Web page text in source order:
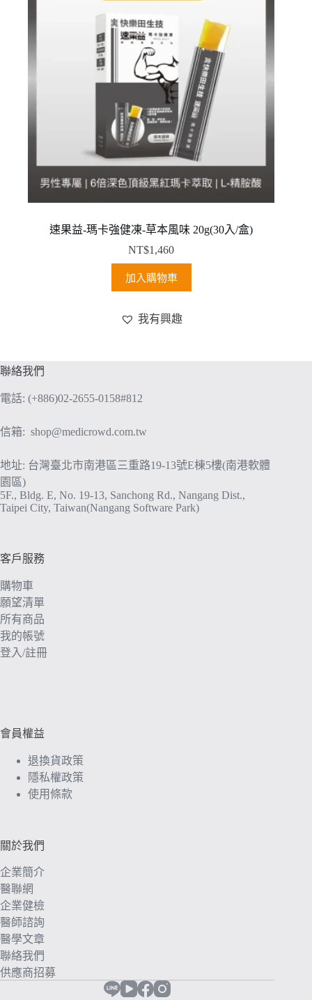
速果益-瑪卡強健凍-草本風味 20g(30入/盒)
NT$1,460
加入購物車
我有興趣
聯絡我們
電話: (+886)02-2655-0158#812
信箱: shop@medicrowd.com.tw
地址: 台灣臺北市南港區三重路19-13號E棟5樓(南港軟體
園區)
5F., Bldg. E, No. 19-13, Sanchong Rd., Nangang Dist.,
Taipei City, Taiwan(Nangang Software Park)
客戶服務
購物車
願望清單
所有商品
我的帳號
登入/註冊
會員權益
退換貨政策
隱私權政策
使用條款
關於我們
企業簡介
醫聯網
企業健檢
醫師諮詢
醫學文章
聯絡我們
供應商招募